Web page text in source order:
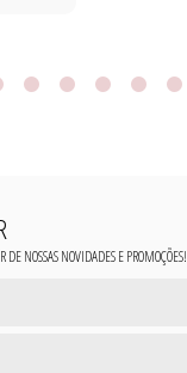
DE NOSSAS NOVIDADES E PROMOÇÕES!